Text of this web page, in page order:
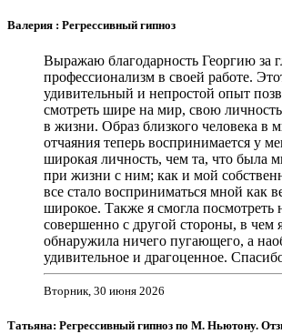
Валерия : Регрессивный гипноз
Выражаю благодарность Георгию за
профессионализм в своей работе.
удивительный и непростой опыт
смотреть шире на мир, свою
в жизни. Образ близкого человека в
отчаяния теперь воспринимается у
широкая личность, чем та, что была
при жизни с ним; как и мой
все стало восприниматься мной как
широкое. Также я смогла посмотреть
совершенно с другой стороны, в чем
обнаружила ничего пугающего, а
удивительное и драгоценное.
Вторник, 30 июня 2026
Татьяна: Регрессивный гипноз по М. Ньютону.